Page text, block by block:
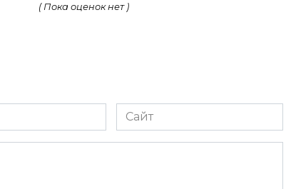
( Пока оценок нет )
Сайт